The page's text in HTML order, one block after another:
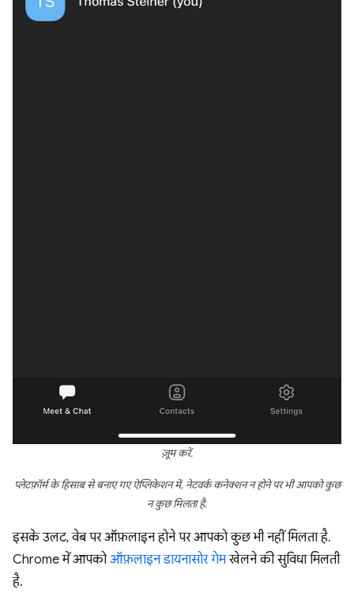
ज़ूम करें.
प्लेटफ़ॉर्म के हिसाब से बनाए गए ऐप्लिकेशन में, नेटवर्क कनेक्शन न होने पर भी आपको कुछ
न कुछ मिलता है.
इसके उलट, वेब पर ऑफ़लाइन होने पर आपको कुछ भी नहीं मिलता है.
Chrome में आपकोऑफ़लाइन डायनासोर गेमखेलने की सुविधा मिलती
है.